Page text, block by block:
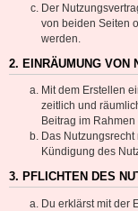
Der
von beiden Seiten
werden.
2. EINRÄUMUNG VON
Mit dem Erstellen
zeitlich und
Beitrag im
Das
Kündigung des
3. PFLICHTEN DES
Du erklärst mit der